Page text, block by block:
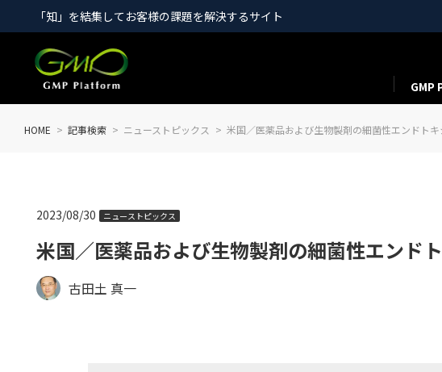
「知」を結集してお客様の課題を解決するサイト
GMP
HOME 記事検索 ニューストピックス 米国／医薬品および生物製剤の細菌性エンドトキ
米国／医薬品および生物製剤の細菌性エンド
2023/08/30 ニューストピックス
古田土 真一